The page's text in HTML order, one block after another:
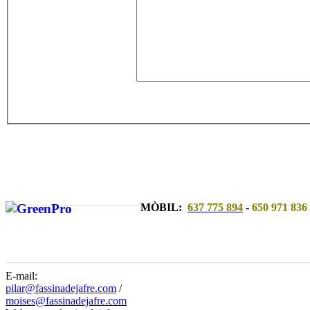
MÒBIL: 637 775 894-650 971 836
E-mail:
pilar@fassinadejafre.com /
moises@fassinadejafre.com